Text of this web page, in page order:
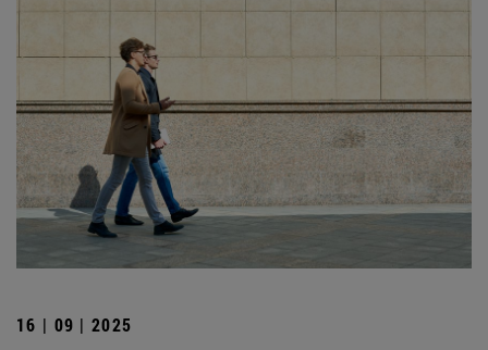
16 | 09 | 2025